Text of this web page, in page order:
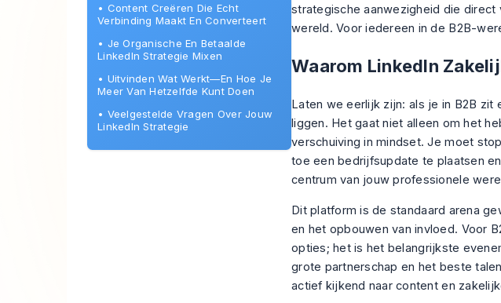
• Content Creëren Die Echt
Verbinding Maakt En Converteert
• Je Organische En Betaalde
LinkedIn Strategie Mixen
• Uitvinden Wat Werkt—En Hoe Je
Meer Van Hetzelfde Kunt Doen
• Veelgestelde Vragen Over Jouw
LinkedIn Strategie
strategische aanwezigheid die
wereld. Voor iedereen in de B2B-
Waarom LinkedIn
Laten we eerlijk zijn: als je in B2B
liggen. Het gaat niet alleen om het
verschuiving in mindset. Je moet
toe een bedrijfsupdate te plaatsen
centrum van jouw professionele
Dit platform is de standaard arena
en het opbouwen van invloed. Voor
opties; het is het belangrijkste
grote partnerschap en het beste
actief kijkend naar content en